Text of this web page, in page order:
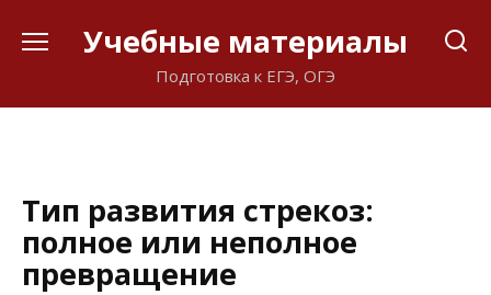
Учебные материалы
Подготовка к ЕГЭ, ОГЭ
Тип развития стрекоз:
полное или неполное
превращение